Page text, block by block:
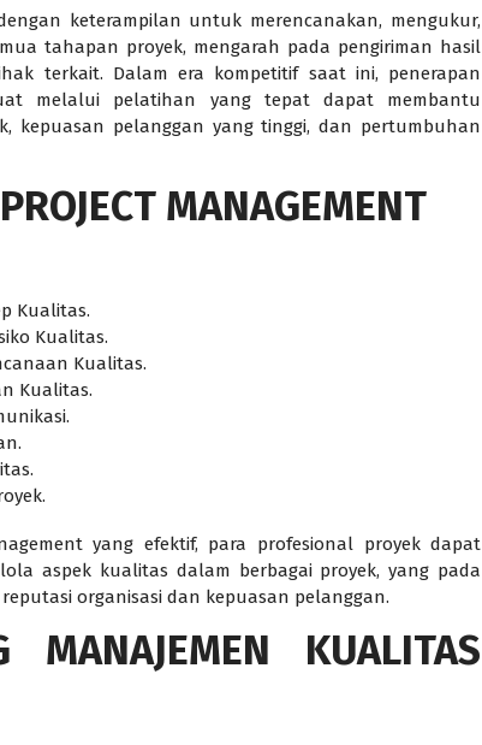
keterampilan untuk merencanakan, mengukur,
tahapan proyek, mengarah pada pengiriman hasil
terkait. Dalam era kompetitif saat ini, penerapan
melalui pelatihan yang tepat dapat membantu
kepuasan pelanggan yang tinggi, dan pertumbuhan
MANAGEMENT
Kualitas.
Kualitas.
Kualitas.
Kualitas.
yang efektif, para profesional proyek dapat
aspek kualitas dalam berbagai proyek, yang pada
organisasi dan kepuasan pelanggan.
MANAJEMEN KUALITAS